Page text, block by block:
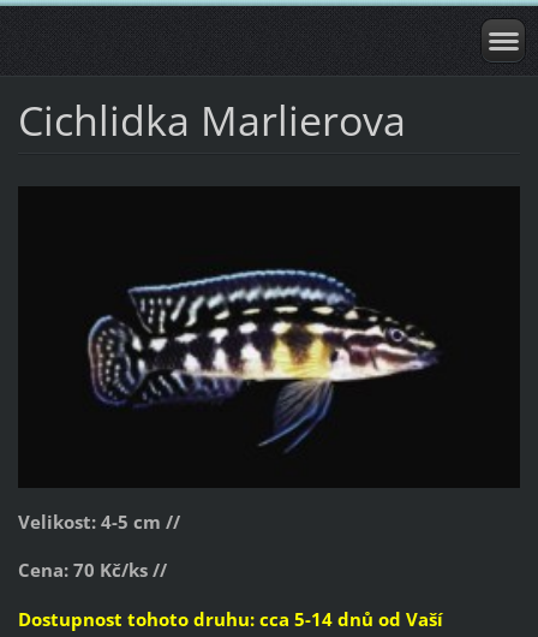
Cichlidka Marlierova
Velikost: 4-5 cm //
Cena: 70 Kč/ks //
Dostupnost tohoto druhu: cca 5-14 dnů od Vaší